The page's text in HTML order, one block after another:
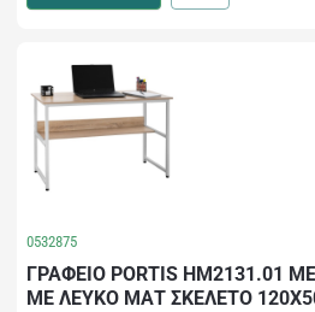
0532875
ΓΡΑΦΕΙΟ PORTIS HM2131.01
ΜΕ ΛΕΥΚΟ ΜΑΤ ΣΚΕΛΕΤΟ